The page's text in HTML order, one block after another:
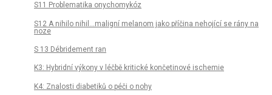
S11 Problematika onychomykóz
S12 A nihilo nihil…maligní melanom jako příčina nehojící se rány na
noze
S 13 Débridement ran
K3: Hybridní výkony v léčbě kritické končetinové ischemie
K4: Znalosti diabetiků o péči o nohy